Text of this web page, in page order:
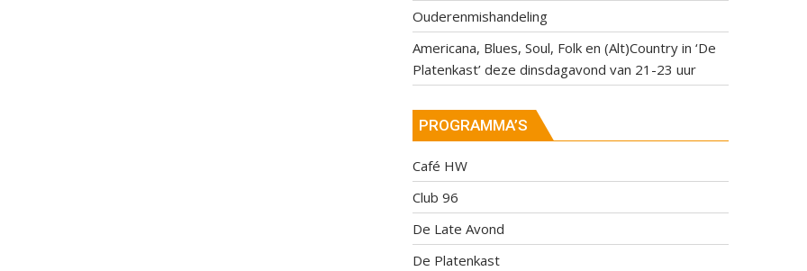
Ouderenmishandeling
Americana, Blues, Soul, Folk en (Alt)Country in ‘De
Platenkast’ deze dinsdagavond van 21-23 uur
PROGRAMMA’S
Café HW
Club 96
De Late Avond
De Platenkast